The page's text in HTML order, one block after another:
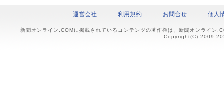
運営会社 利用規約 お問合せ 個人
新聞オンライン.COMに掲載されているコンテンツの著作権は、新聞オンライン
Copyright(C) 2009-